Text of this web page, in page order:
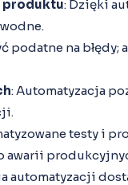
produktu: Dzięki
podatne na
: Automatyzacja
testy i
awarii
automatyzacji